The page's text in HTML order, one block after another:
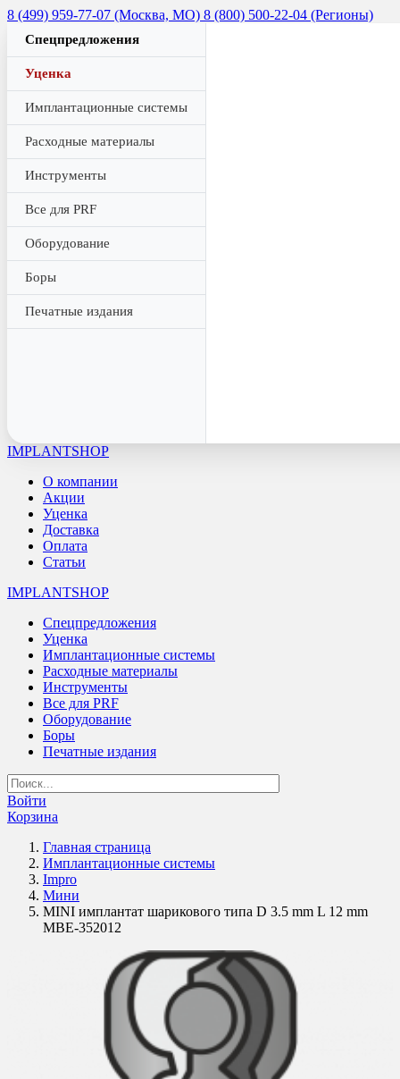
8 (499) 959-77-07 (Москва, МО) 8 (800) 500-22-04 (Регионы)
Спецпредложения
Уценка
Имплантационные системы
Расходные материалы
Инструменты
Все для PRF
Оборудование
Боры
Печатные издания
IMPLANTSHOP
О компании
Акции
Уценка
Доставка
Оплата
Статьи
IMPLANTSHOP
Спецпредложения
Уценка
Имплантационные системы
Расходные материалы
Инструменты
Все для PRF
Оборудование
Боры
Печатные издания
Войти
Корзина
Главная страница
Имплантационные системы
Impro
Мини
MINI имплантат шарикового типа D 3.5 mm L 12 mm
MBE-352012